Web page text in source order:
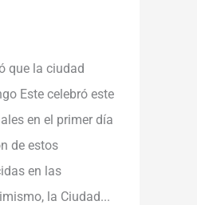
que la ciudad
Este celebró este
en el primer día
de estos
en las
la Ciudad...